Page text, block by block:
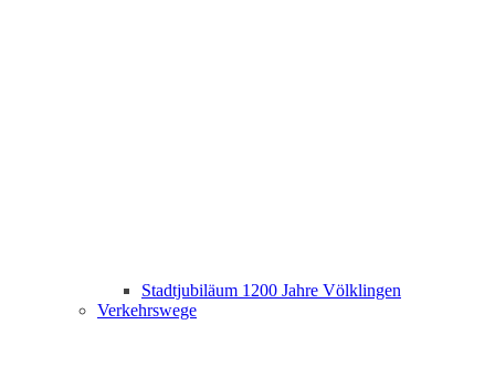
Stadtjubiläum 1200 Jahre Völklingen
Verkehrswege